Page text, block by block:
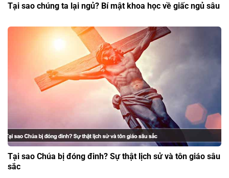
Tại sao chúng ta lại ngủ? Bí mật khoa học về giấc ngủ sâu
Tại sao Chúa bị đóng đinh? Sự thật lịch sử và tôn giáo sâu
sắc